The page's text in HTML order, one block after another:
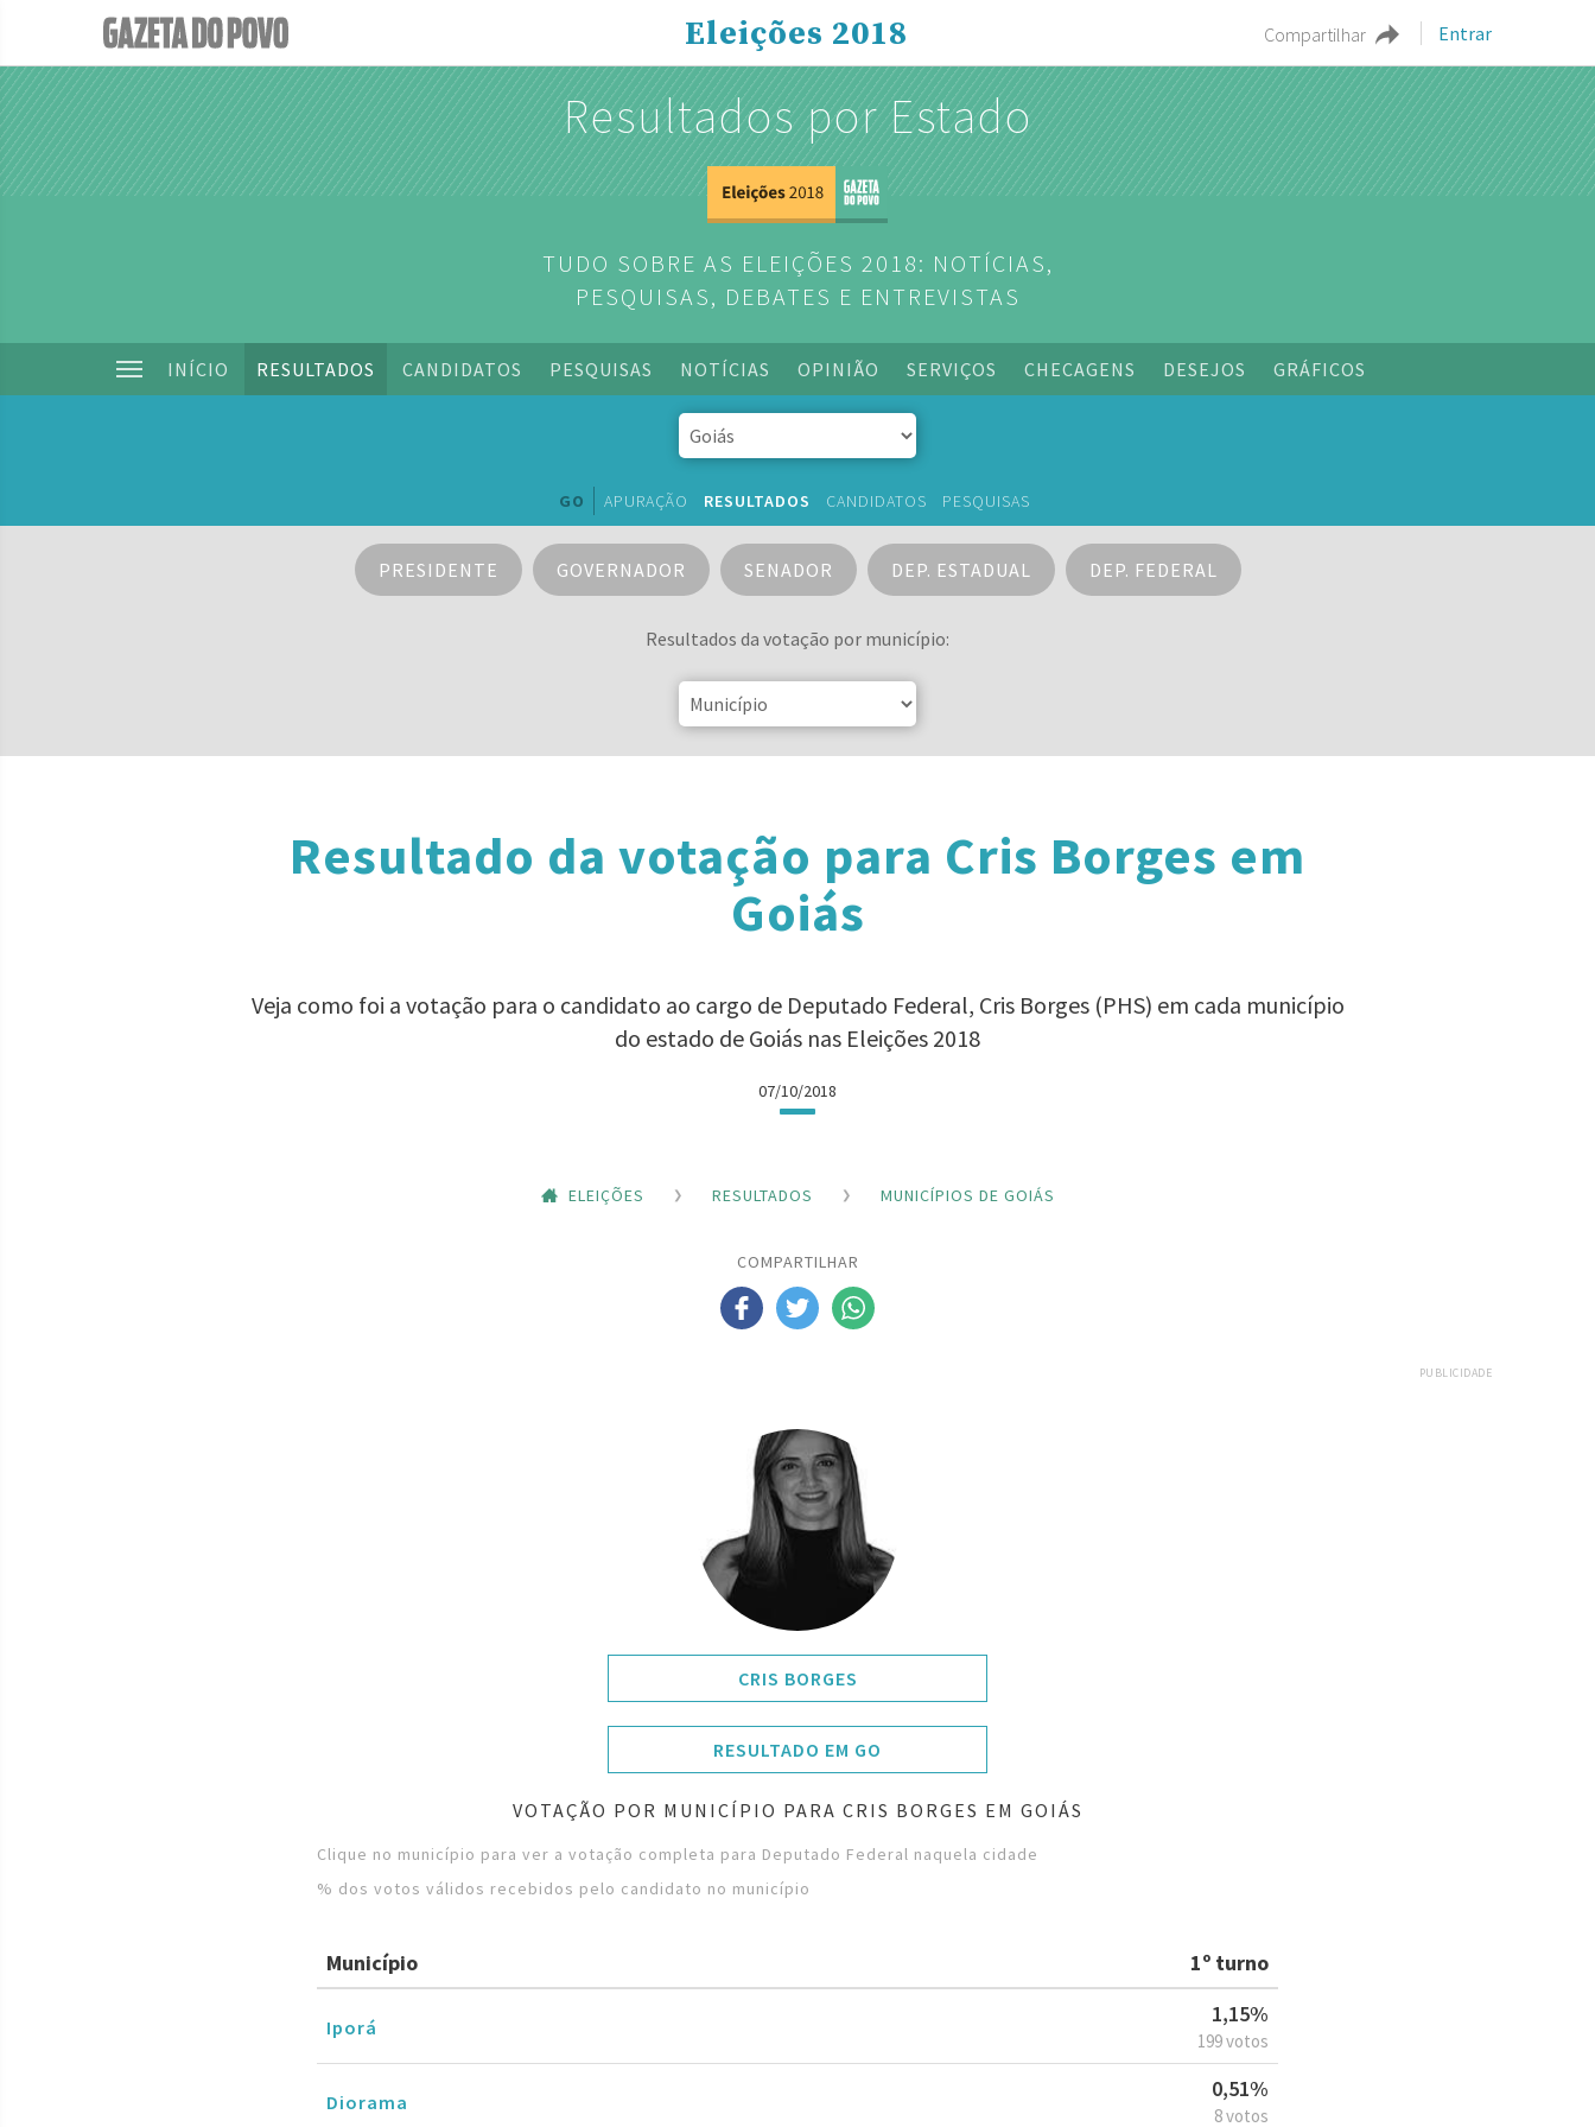
Compartilhar Entrar
Eleições 2018
Resultados por Estado
TUDO SOBRE AS ELEIÇÕES 2018: NOTÍCIAS,
PESQUISAS, DEBATES E ENTREVISTAS
INÍCIO RESULTADOS CANDIDATOS PESQUISAS NOTÍCIAS OPINIÃO SERVIÇOS CHECAGENS DESEJOS GRÁFICOS
GO APURAÇÃO RESULTADOS CANDIDATOS PESQUISAS
PRESIDENTE GOVERNADOR SENADOR DEP. ESTADUAL DEP. FEDERAL
Resultados da votação por município:
Resultado da votação para Cris Borges em
Goiás
Veja como foi a votação para o candidato ao cargo de Deputado Federal, Cris Borges (PHS) em cada município
do estado de Goiás nas Eleições 2018
07/10/2018
ELEIÇÕES RESULTADOS MUNICÍPIOS DE GOIÁS
COMPARTILHAR
PUBLICIDADE
CRIS BORGES
RESULTADO EM GO
VOTAÇÃO POR MUNICÍPIO PARA CRIS BORGES EM GOIÁS
Clique no município para ver a votação completa para Deputado Federal naquela cidade
% dos votos válidos recebidos pelo candidato no município
Município 1º turno
Iporá
1,15%
199 votos
Diorama
0,51%
8 votos